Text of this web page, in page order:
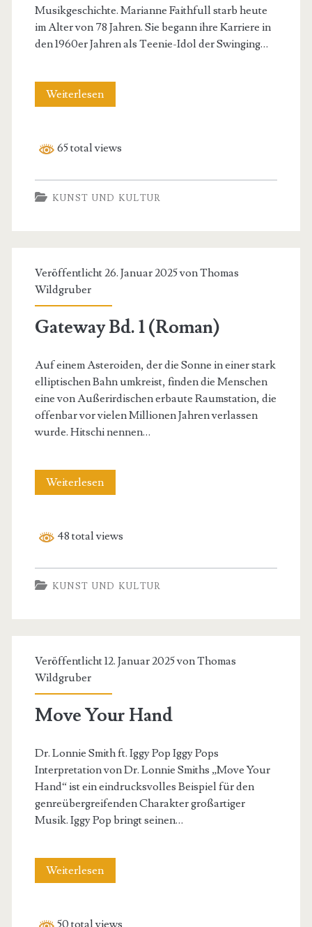
Musikgeschichte. Marianne Faithfull starb heute
im Alter von 78 Jahren. Sie begann ihre Karriere in
den 1960er Jahren als Teenie-Idol der Swinging…
WeiterlesenMarianne
(✝
65 total views
KUNST UND KULTUR
Veröffentlicht 26. Januar 2025 vonThomas
Wildgruber
Gateway Bd. 1 (Roman)
Auf einem Asteroiden, der die Sonne in einer stark
elliptischen Bahn umkreist, finden die Menschen
eine von Außerirdischen erbaute Raumstation, die
offenbar vor vielen Millionen Jahren verlassen
wurde. Hitschi nennen…
WeiterlesenGateway
1
48 total views
KUNST UND KULTUR
Veröffentlicht 12. Januar 2025 vonThomas
Wildgruber
Move Your Hand
Dr. Lonnie Smith ft. Iggy Pop Iggy Pops
Interpretation von Dr. Lonnie Smiths „Move Your
Hand“ ist ein eindrucksvolles Beispiel für den
genreübergreifenden Charakter großartiger
Musik. Iggy Pop bringt seinen…
WeiterlesenMove
Hand